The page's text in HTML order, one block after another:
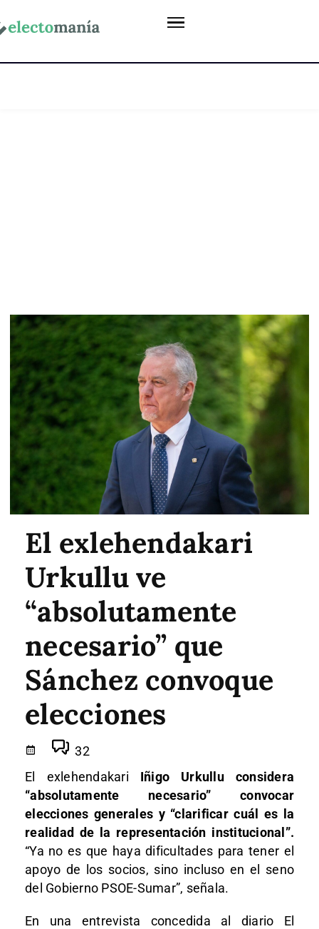
El exlehendakari
Urkullu ve
“absolutamente
necesario” que
Sánchez convoque
elecciones
32
El exlehendakari Iñigo Urkullu considera
“absolutamente necesario” convocar
elecciones generales y “clarificar cuál es la
realidad de la representación institucional”.
“Ya no es que haya dificultades para tener el
apoyo de los socios, sino incluso en el seno
del Gobierno PSOE-Sumar”, señala.
En una entrevista concedida al diario El